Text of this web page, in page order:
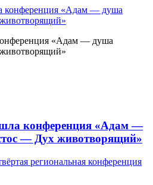
«Адам — душа
конференция «Адам —
— Дух животворящий»